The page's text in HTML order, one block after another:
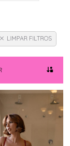
LIMPAR FILTROS